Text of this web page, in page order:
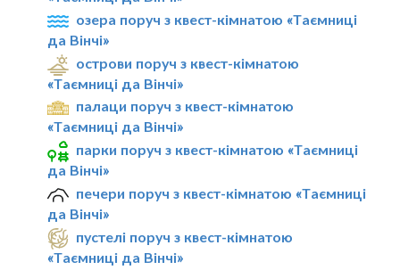
озера поруч з квест-кімнатою «Таємниці
да Вінчі»
острови поруч з квест-кімнатою
«Таємниці да Вінчі»
палаци поруч з квест-кімнатою
«Таємниці да Вінчі»
парки поруч з квест-кімнатою «Таємниці
да Вінчі»
печери поруч з квест-кімнатою «Таємниці
да Вінчі»
пустелі поруч з квест-кімнатою
«Таємниці да Вінчі»